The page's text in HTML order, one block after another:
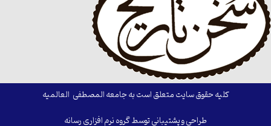
کلیه حقوق سایت متعلق است به جامعه المصطفی العالمیه
طراحی و پشتیبانی توسط گروه نرم افزاری رسانه